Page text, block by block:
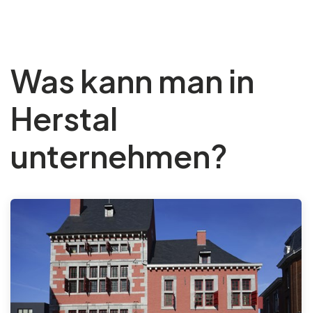
Was kann man in
Herstal
unternehmen?